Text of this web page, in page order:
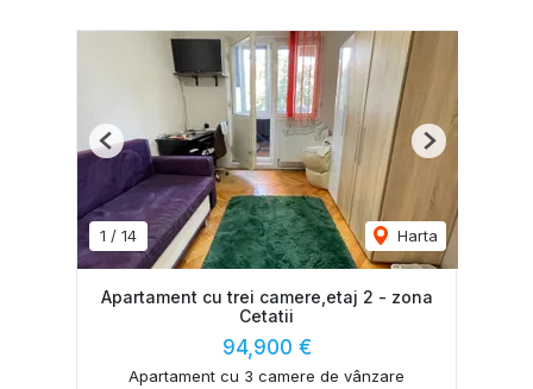
1 / 14 Harta
Previous Next
Apartament cu trei camere,etaj 2 - zona
Cetatii
94,900 €
Apartament cu 3 camere de vânzare